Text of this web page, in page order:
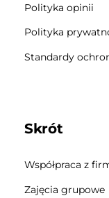
Polityka opinii
Polityka
Standardy
Skrót
Współpraca z
Zajęcia grupowe